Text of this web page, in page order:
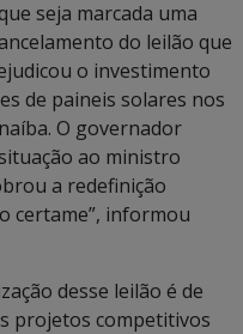
seja marcada uma
do leilão que
o investimento
de paineis solares nos
O governador
ao ministro
a redefinição
certame”, informou
desse leilão é de
projetos competitivos